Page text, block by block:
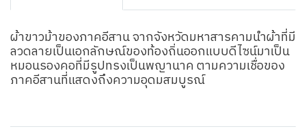
ผ้าขาวม้าของภาคอีสาน จากจังหวัดมหาสารคามนำผ้าที่มี
ลวดลายเป็นเอกลักษณ์ของท้องถิ่นออกแบบดีไซน์มาเป็น
หมอนรองคอที่มีรูปทรงเป็นพญานาค ตามความเชื่อของ
ภาคอีสานที่แสดงถึงความอุดมสมบูรณ์